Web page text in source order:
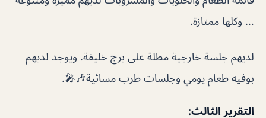
… وكلها ممتازة.
لديهم جلسة خارجية مطلة على برج خليفة. ويوجد لديهم
بوفيه طعام يومي وجلسات طرب مسائية🎶🎤.
التقرير الثالث: